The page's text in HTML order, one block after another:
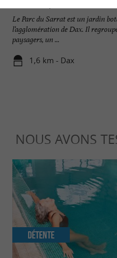
Le Parc du Sarrat est un jardin
l’agglomération de Dax. Il regroupe
paysagers, un ...
1,6 km - Dax
NOUS AVONS
Détente